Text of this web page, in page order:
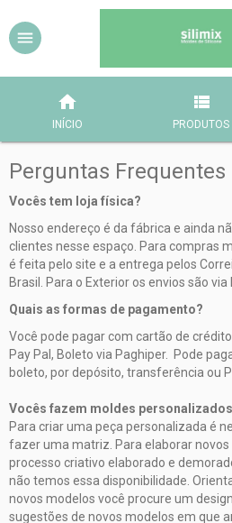
INÍCIO PRODUTOS
Perguntas Frequentes
Vocês tem loja física?
Nosso endereço é da fábrica e ainda
clientes nesse espaço. Para compras
é feita pelo site e a entrega pelos
Brasil. Para o Exterior os envios são via
Quais as formas de pagamento?
Você pode pagar com cartão de
Pay Pal, Boleto via Paghiper. Pode
boleto, por depósito, transferência ou
Vocês fazem moldes
Para criar uma peça personalizada é
fazer uma matriz. Para elaborar
processo criativo elaborado e
não temos essa disponibilidade.
novos modelos você procure um
sugestões de novos modelos em que